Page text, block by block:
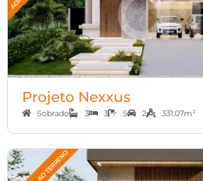
Projeto Nexxus
Sobrado 3 3 5 2 331,07m²